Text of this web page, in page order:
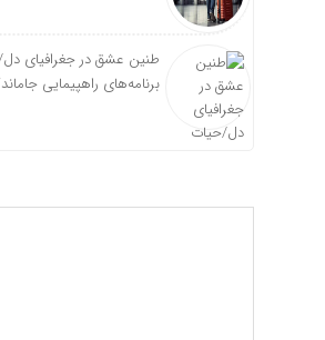
طنین عشق در جغرافیای
برنامه‌های راهپیمایی